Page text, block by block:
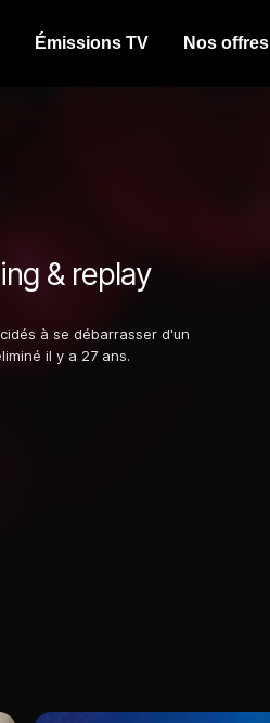
Émissions TV Nos offres
& replay
à se débarrasser d'un
il y a 27 ans.